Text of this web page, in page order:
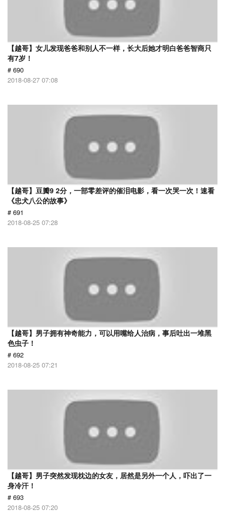
【越哥】女儿发现爸爸和别人不一样，长大后她才明白爸爸智商只
有7岁！
# 690
2018-08-27 07:08
【越哥】豆瓣9 2分，一部零差评的催泪电影，看一次哭一次！速看
《忠犬八公的故事》
# 691
2018-08-25 07:28
【越哥】男子拥有神奇能力，可以用嘴给人治病，事后吐出一堆黑
色虫子！
# 692
2018-08-25 07:21
【越哥】男子突然发现枕边的女友，居然是另外一个人，吓出了一
身冷汗！
# 693
2018-08-25 07:20